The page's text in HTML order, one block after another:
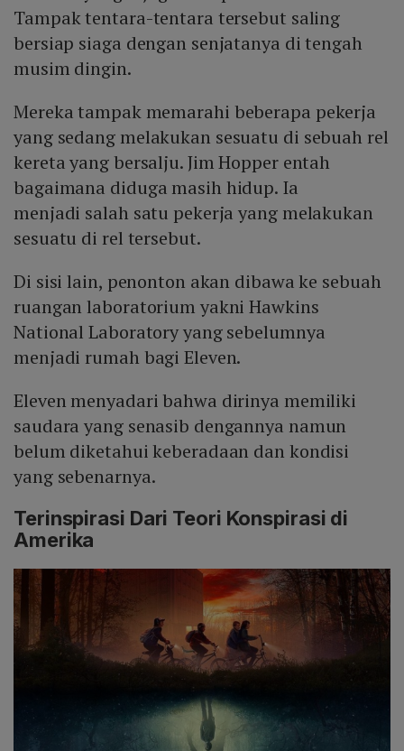
Tampak tentara-tentara tersebut saling
bersiap siaga dengan senjatanya di tengah
musim dingin.
Mereka tampak memarahi beberapa pekerja
yang sedang melakukan sesuatu di sebuah rel
kereta yang bersalju. Jim Hopper entah
bagaimana diduga masih hidup. Ia
menjadi salah satu pekerja yang melakukan
sesuatu di rel tersebut.
Di sisi lain, penonton akan dibawa ke sebuah
ruangan laboratorium yakni Hawkins
National Laboratory yang sebelumnya
menjadi rumah bagi Eleven.
Eleven menyadari bahwa dirinya memiliki
saudara yang senasib dengannya namun
belum diketahui keberadaan dan kondisi
yang sebenarnya.
Terinspirasi Dari Teori Konspirasi di
Amerika